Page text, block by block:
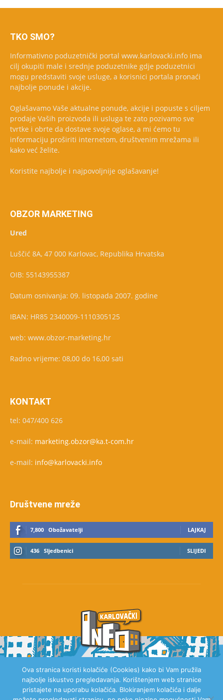
TKO SMO?
Informativno poduzetnički portal www.karlovacki.info ima
cilj okupiti male i srednje poduzetnike gdje poduzetnici
mogu predstaviti svoje usluge, a korisnici portala pronaći
najbolje ponude i akcije.
Oglašavamo Vaše aktualne ponude, akcije i popuste s ciljem
prodaje Vaših proizvoda ili usluga te zato pozivamo sve
tvrtke i obrte da dostave svoje oglase, a mi ćemo tu
informaciju proširiti internetom, društvenim mrežama ili
kako već želite.
Koristite najbolje i najpovoljnije oglašavanje!
OBZOR MARKETING
Ured
Luščić 8A, 47 000 Karlovac, Republika Hrvatska
OIB: 55143955387
Datum osnivanja: 09. listopada 2007. godine
IBAN: HR85 2340009-1110305125
web: www.obzor-marketing.hr
Radno vrijeme: 08,00 do 16,00 sati
KONTAKT
tel: 047/400 626
e-mail: marketing.obzor@ka.t-com.hr
e-mail: info@karlovacki.info
Društvene mreže
7,800 Obožavatelji LAJKAJ
436 Sljedbenici SLIJEDI
O NAMA
Ova stranica koristi kolačiće (Cookies) kako bi Vam pružila
najbolje iskustvo pregledavanja. Korištenjem web stranice
pristajete na uporabu kolačića. Blokiranjem kolačića i dalje